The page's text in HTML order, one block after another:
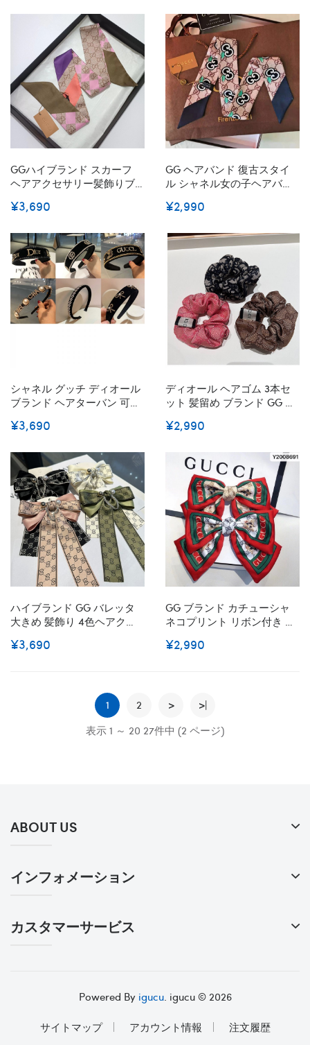
ナナクリップ髪アレンジ
GGハイブランド スカーフ
ヘアアクセサリー髪飾りブ
ハイブランドシュシュ存在
イブランド
¥3,690
GG ヘアバンド 復古スタイ
ル シャネル女の子ヘアバン
り 柔らかい 肌触り良い かわ
ない 優雅ら ファッション 激
安
¥2,990
シャネル グッチ ディオール
ブランド ヘアターバン 可愛
アル ヘアカチューシャ ヘア
ディースヘアバンド ギフト
ギフト 髪飾り パーティー 人
気 ファッション 贈り物
¥3,690
ディオール ヘアゴム 3本セ
ット 髪留め ブランド GG ヘ
れ シュシュ 女性 レーディス
め髪 きれいな髪飾り ヘアア
クセサリー
¥2,990
ハイブランド GG バレッタ
大きめ 髪飾り 4色ヘアクリ
ボン ヘアアクセサリー ヘッ
¥3,690
GG ブランド カチューシャ
ネコプリント リボン付き Gg
愛い ねこちゃん 髪飾り付き
¥2,990
1 2 >
>|
表示 1 ～ 20 27件中 (2 ページ)
ABOUT US
インフォメーション
カスタマーサービス
Powered By igucu. igucu © 2026
サイトマップ
アカウント情報 注文履歴